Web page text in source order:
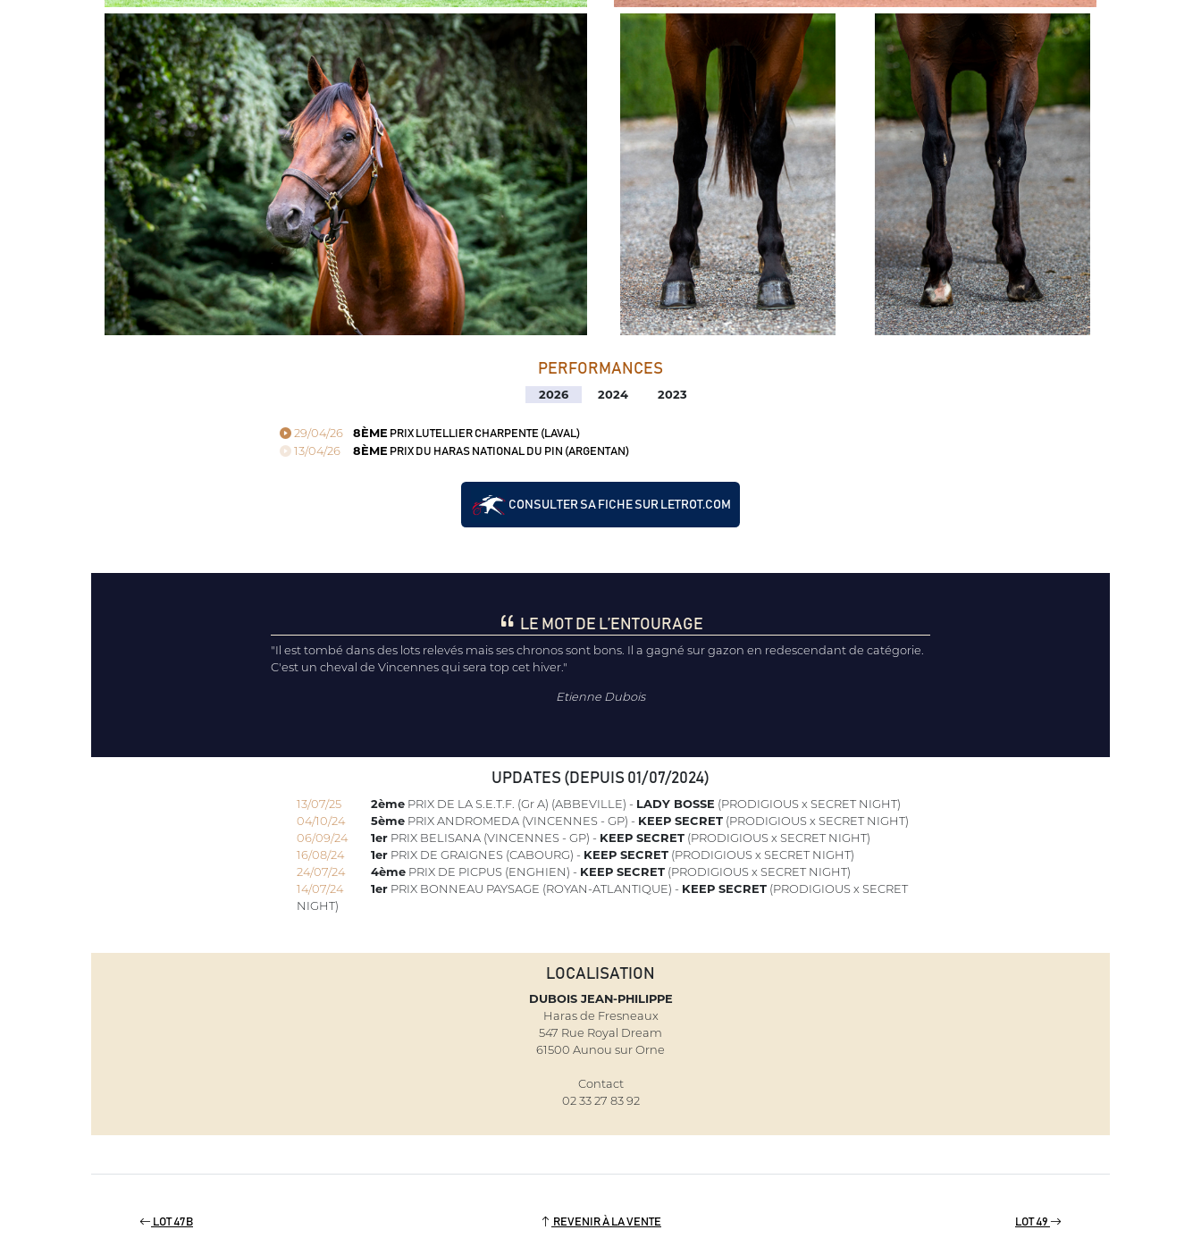
PERFORMANCES
2026 2024 2023
29/04/26 8ÈME PRIX LUTELLIER CHARPENTE (LAVAL)
13/04/26 8ÈME PRIX DU HARAS NATIONAL DU PIN (ARGENTAN)
CONSULTER SA FICHE SUR LETROT.COM
LE MOT DE L’ENTOURAGE
"Il est tombé dans des lots relevés mais ses chronos sont bons. Il a gagné sur gazon en redescendant de catégorie.
C'est un cheval de Vincennes qui sera top cet hiver."
Etienne Dubois
UPDATES (DEPUIS 01/07/2024)
13/07/25 2èmePRIX DE LA S.E.T.F. (Gr A) (ABBEVILLE) - LADY BOSSE (PRODIGIOUS x SECRET NIGHT)
04/10/24
5èmePRIX ANDROMEDA (VINCENNES - GP) - KEEP SECRET(PRODIGIOUS x SECRET NIGHT)
06/09/24
1erPRIX BELISANA (VINCENNES - GP) - KEEP SECRET(PRODIGIOUS x SECRET NIGHT)
16/08/24
1erPRIX DE GRAIGNES (CABOURG) - KEEP SECRET(PRODIGIOUS x SECRET NIGHT)
24/07/24
4èmePRIX DE PICPUS (ENGHIEN) - KEEP SECRET(PRODIGIOUS x SECRET NIGHT)
14/07/24
1erPRIX BONNEAU PAYSAGE (ROYAN-ATLANTIQUE) - KEEP SECRET(PRODIGIOUS x SECRET
NIGHT)
LOCALISATION
DUBOIS JEAN-PHILIPPE
Haras de Fresneaux
547 Rue Royal Dream
61500 Aunou sur Orne
Contact
02 33 27 83 92
LOT 47B REVENIR À LA VENTE LOT 49